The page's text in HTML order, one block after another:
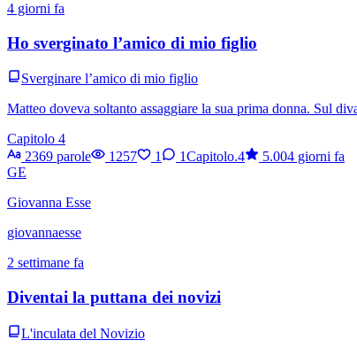
4 giorni fa
Ho sverginato l’amico di mio figlio
Sverginare l’amico di mio figlio
Matteo doveva soltanto assaggiare la sua prima donna. Sul
Capitolo 4
2369 parole
1257 1 1Capitolo.4 5.004 giorni fa
GE
Giovanna Esse
giovannaesse
2 settimane fa
Diventai la puttana dei novizi
L'inculata del Novizio